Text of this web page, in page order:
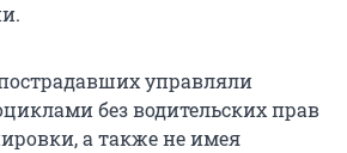
управляли
без водительских прав
а также не имея